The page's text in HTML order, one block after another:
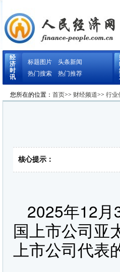
经
济
时
讯
标题图片
头条新闻
热门搜索
热门推荐
您所在的位置： 首页>> 财经频道>> 行业
核心提示：
2025年12
国上市公司亚
上市公司代表